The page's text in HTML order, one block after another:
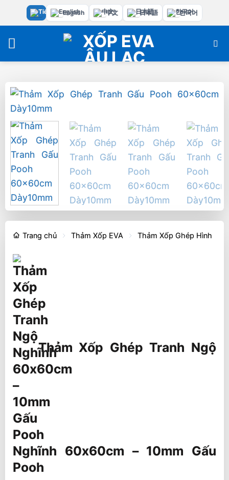
dung
English 中文 日本語 한국어
Trang chủ Thảm Xốp EVA Thảm Xốp Ghép Hình
Thảm Xốp Ghép Tranh Ngộ
Nghĩnh 60x60cm – 10mm Gấu
Pooh